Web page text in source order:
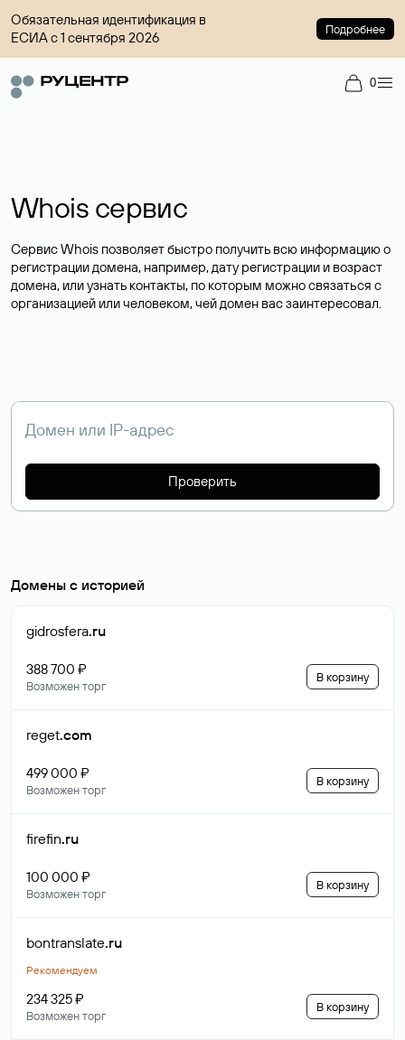
Обязательная идентификация в
ЕСИА с 1 сентября 2026
Подробнее
0
Whois сервис
Сервис Whois позволяет быстро получить всю информацию о
регистрации домена, например, дату регистрации и возраст
домена, или узнать контакты, по которым можно связаться с
организацией или человеком, чей домен вас заинтересовал.
Проверить
Домены с историей
gidrosfera.ru
388 700 ₽
Возможен торг
В корзину
reget.com
499 000 ₽
Возможен торг
В корзину
firefin.ru
100 000 ₽
Возможен торг
В корзину
bontranslate.ru
Рекомендуем
234 325 ₽
Возможен торг
В корзину